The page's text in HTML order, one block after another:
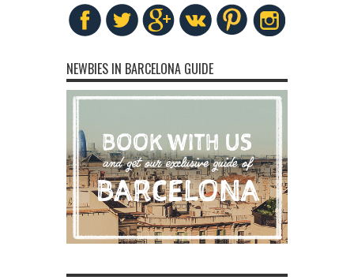
NEWBIES IN BARCELONA GUIDE